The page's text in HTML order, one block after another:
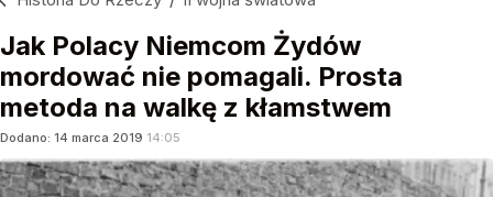
Jak Polacy Niemcom Żydów
mordować nie pomagali. Prosta
metoda na walkę z kłamstwem
Dodano: 14 marca 2019 14:05